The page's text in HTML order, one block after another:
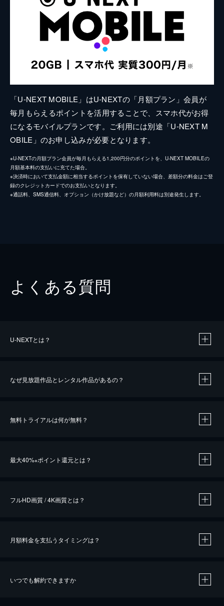
「U-NEXT MOBILE」はU-NEXTの「月額プラン」会員が
毎月もらえるポイントを活用することで、スマホ代がお得
になるモバイルプランです。ご利用には別途「U-NEXT M
OBILE」のお申し込みが必要となります。
※U-NEXTの月額プラン会員が毎月もらえる1,200円分のポイントを、U-NEXT MOBILEの
月額基本料の支払いに充てた場合。
※決済時において支払金額に相当するポイントを保有していない場合、差額分の料金はご登
録のクレジットカードでのお支払いとなります。
※通話料、SMS通信料、オプション（かけ放題など）の月額利用料は別途発生します。
よくある質問
U-NEXTとは？
なぜ見放題作品とレンタル作品があるの？
無料トライアルは何が無料？
最大40%※ポイント還元とは？
※40％ポイント還元の対象は、クレジットカード決済による作品の購入 / レンタルです。
フルHD画質 / 4K画質とは？
月額料金を支払うタイミングは？
いつでも解約できますか